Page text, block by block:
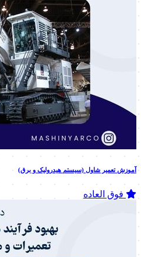
آموزش تعمیر شاول (سیستم هیدرولیک و برق)
فوق العاده